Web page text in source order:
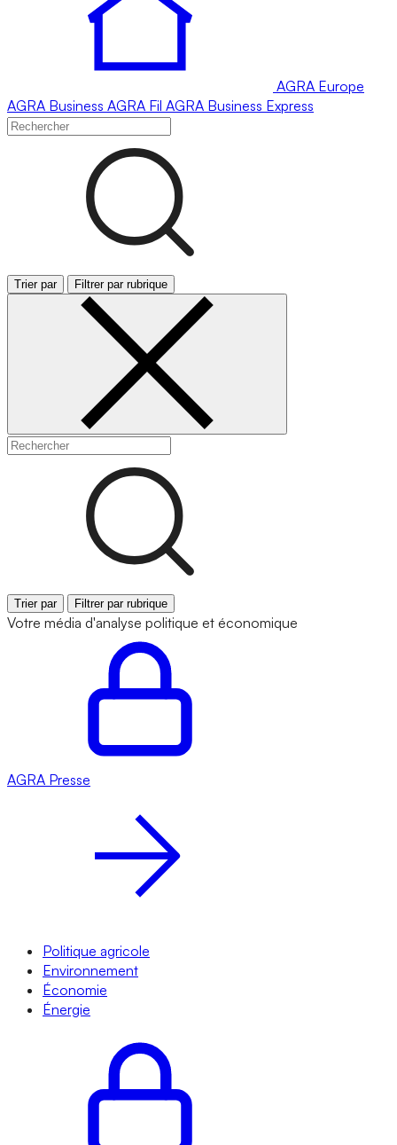
AGRA Europe
AGRA Business AGRA Fil AGRA Business Express
Trier par Filtrer par rubrique
Trier par Filtrer par rubrique
Votre média d'analyse politique et économique
AGRA Presse
Politique agricole
Environnement
Économie
Énergie